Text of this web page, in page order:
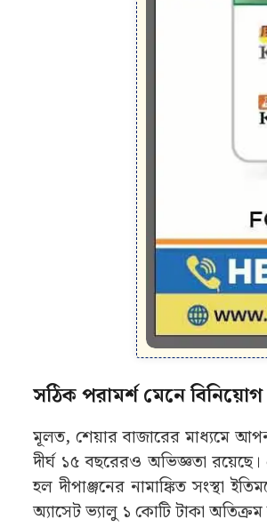
সঠিক পরামর্শ মেনে
মূলত, শেয়ার বাজারের মাধ্যমে
দীর্ঘ ১৫ বছরেরও অভিজ্ঞতা
হল দীপাঞ্জনের নামাঙ্কিত সংস্থা
অ্যাসেট ভ্যালু ১ কোটি টাকা